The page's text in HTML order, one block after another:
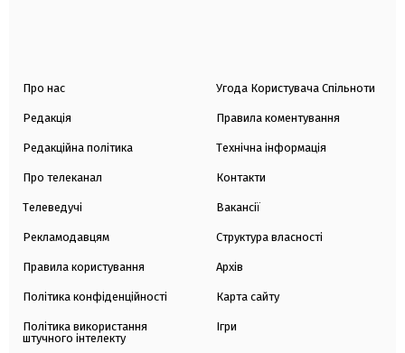
Про нас
Редакція
Редакційна політика
Про телеканал
Телеведучі
Рекламодавцям
Правила користування
Політика конфіденційності
Політика використання
штучного інтелекту
Угода Користувача Спільноти
Правила коментування
Технічна інформація
Контакти
Вакансії
Структура власності
Архів
Карта сайту
Ігри